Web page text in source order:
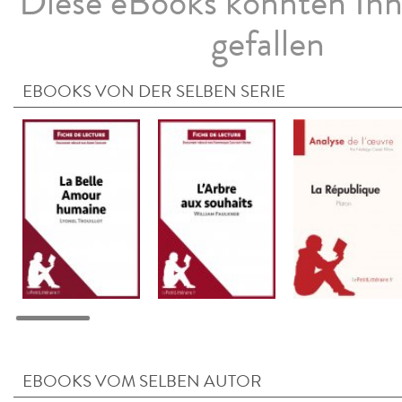
gefallen
EBOOKS VON DER SELBEN SERIE
EBOOKS VOM SELBEN AUTOR